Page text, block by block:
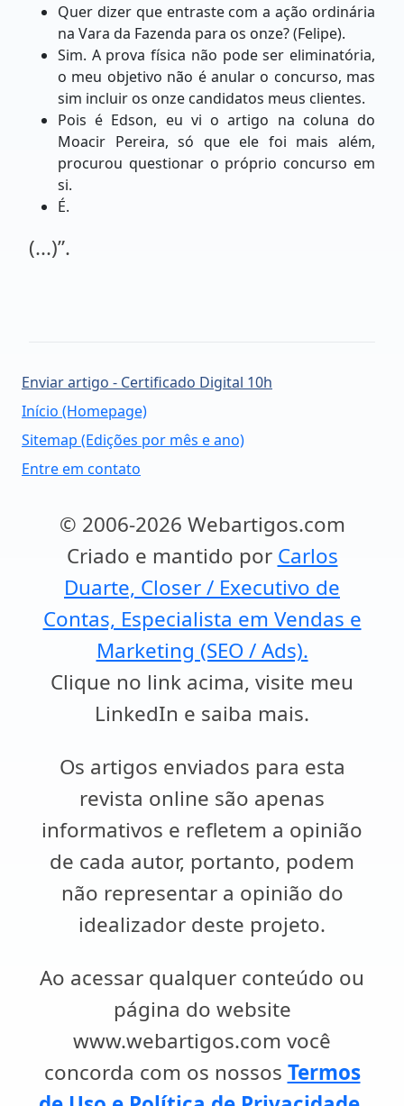
Quer dizer que entraste com a ação ordinária
na Vara da Fazenda para os onze? (Felipe).
Sim. A prova física não pode ser eliminatória,
o meu objetivo não é anular o concurso, mas
sim incluir os onze candidatos meus clientes.
Pois é Edson, eu vi o artigo na coluna do
Moacir Pereira, só que ele foi mais além,
procurou questionar o próprio concurso em
si.
É.
(...)”.
Enviar artigo - Certificado Digital 10h
Início (Homepage)
Sitemap (Edições por mês e ano)
Entre em contato
© 2006-2026 Webartigos.com
Criado e mantido por Carlos
Duarte, Closer / Executivo de
Contas, Especialista em Vendas e
Marketing (SEO / Ads).
Clique no link acima, visite meu
LinkedIn e saiba mais.
Os artigos enviados para esta
revista online são apenas
informativos e refletem a opinião
de cada autor, portanto, podem
não representar a opinião do
idealizador deste projeto.
Ao acessar qualquer conteúdo ou
página do website
www.webartigos.com você
concorda com os nossos Termos